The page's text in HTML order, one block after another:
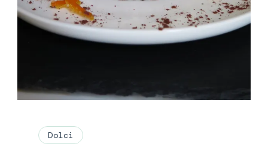
Dolci